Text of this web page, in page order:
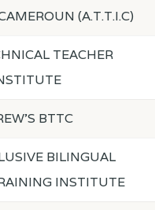
(A.T.T.I.C)
TEACHER
BTTC
BILINGUAL
INSTITUTE